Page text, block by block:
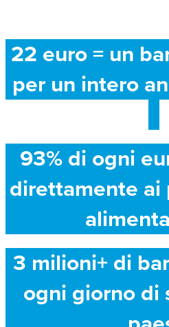
22 euro = un
per un intero
93% di ogni
direttamente ai
3 milioni+ di
ogni giorno di